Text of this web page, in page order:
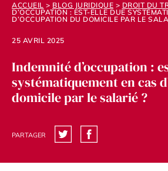
ACCUEIL > BLOG JURIDIQUE > DROIT DU
D’OCCUPATION : EST-ELLE DUE
D’OCCUPATION DU DOMICILE PAR LE
25 AVRIL 2025
Indemnité d’occupation :
systématiquement en cas
domicile par le salarié ?
PARTAGER